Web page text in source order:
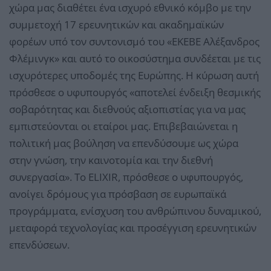
χώρα μας διαθέτει ένα ισχυρό εθνικό κόμβο με την
συμμετοχή 17 ερευνητικών και ακαδημαϊκών
φορέων υπό τον συντονισμό του «ΕΚΕΒΕ Αλέξανδρος
Φλέμινγκ» και αυτό το οικοσύστημα συνδέεται με τις
ισχυρότερες υποδομές της Ευρώπης. Η κύρωση αυτή
πρόσθεσε ο υφυπουργός «αποτελεί ένδειξη θεσμικής
σοβαρότητας και διεθνούς αξιοπιστίας για να μας
εμπιστεύονται οι εταίροι μας. Επιβεβαιώνεται η
πολιτική μας βούληση να επενδύσουμε ως χώρα
στην γνώση, την καινοτομία και την διεθνή
συνεργασία». Το ELIXΙR, πρόσθεσε ο υφυπουργός,
ανοίγει δρόμους για πρόσβαση σε ευρωπαϊκά
προγράμματα, ενίσχυση του ανθρώπινου δυναμικού,
μεταφορά τεχνολογίας και προσέγγιση ερευνητικών
επενδύσεων.